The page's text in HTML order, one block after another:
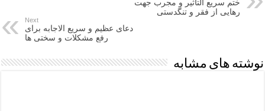
ختم سریع التاثیر و مجرب جهت
رهایی از فقر و تنگدستی
Next
دعای عظیم و سریع الاجابه برای
رفع مشکلات و سختی ها
نوشته های مشابه